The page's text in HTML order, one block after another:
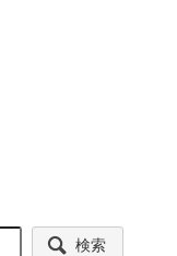
検索